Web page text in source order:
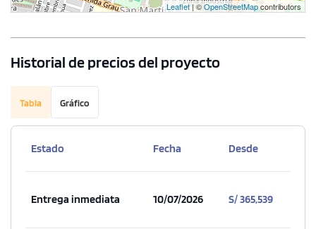
Leaflet| ©OpenStreetMapcontributors
Historial de precios del proyecto
Tabla Gráfico
Estado Fecha Desde
Entrega inmediata 10/07/2026 S/ 365,539